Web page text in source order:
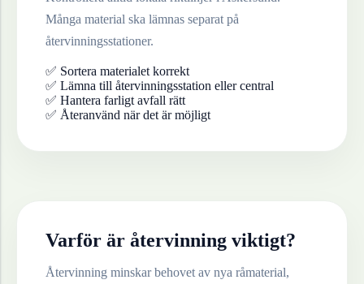
Många material ska lämnas separat på
återvinningsstationer.
✅ Sortera materialet korrekt
✅ Lämna till återvinningsstation eller central
✅ Hantera farligt avfall rätt
✅ Återanvänd när det är möjligt
Varför är återvinning viktigt?
Återvinning minskar behovet av nya råmaterial,